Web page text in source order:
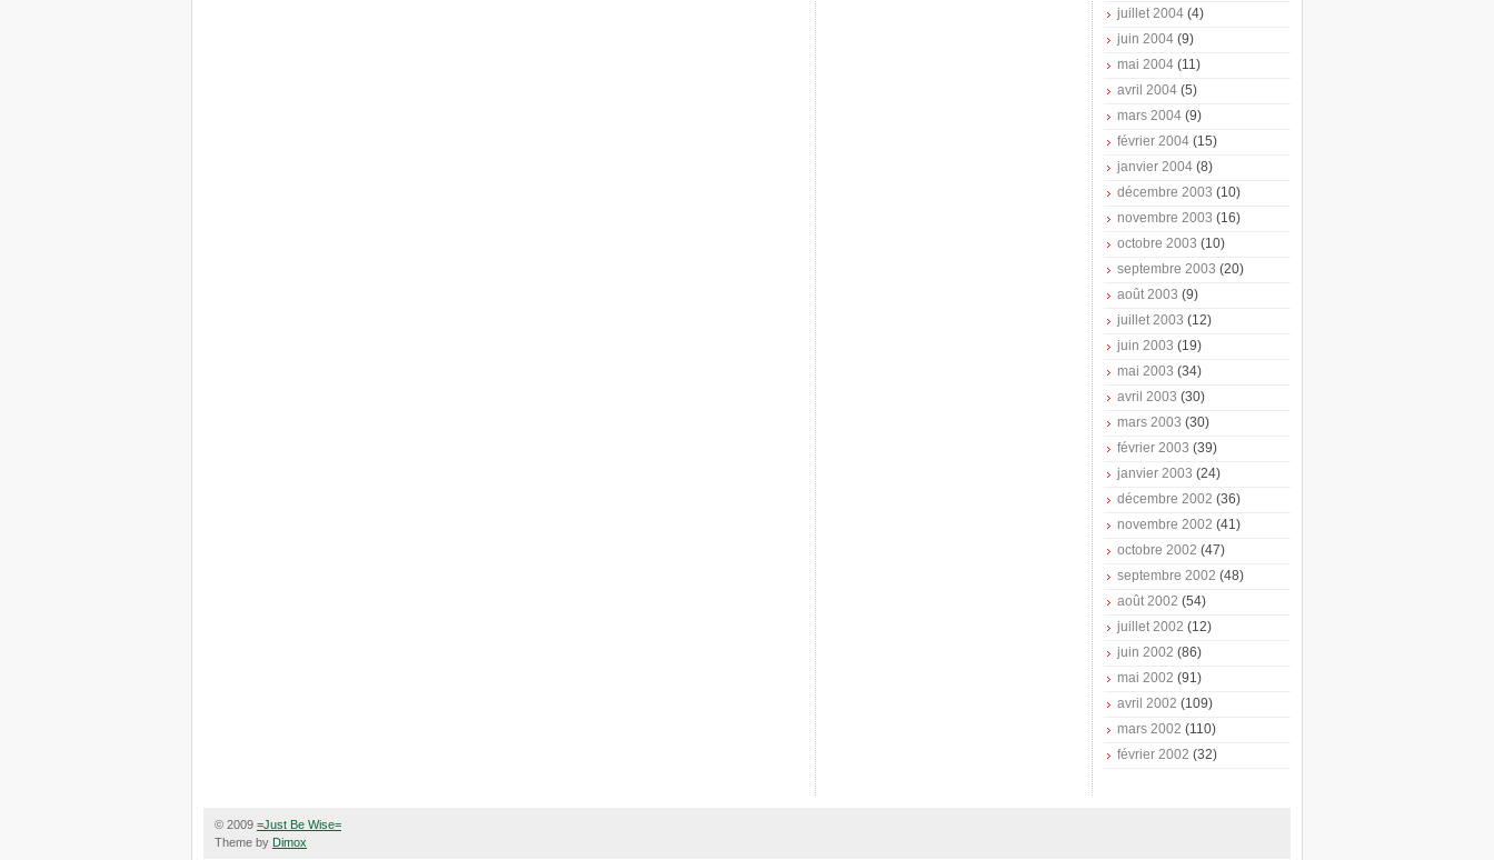
juillet 2004 (4)
juin 2004 (9)
mai 2004 (11)
avril 2004 (5)
mars 2004 (9)
février 2004 (15)
janvier 2004 (8)
décembre 2003 (10)
novembre 2003 (16)
octobre 2003 (10)
septembre 2003 (20)
août 2003 (9)
juillet 2003 (12)
juin 2003 (19)
mai 2003 (34)
avril 2003 (30)
mars 2003 (30)
février 2003 (39)
janvier 2003 (24)
décembre 2002 (36)
novembre 2002 (41)
octobre 2002 (47)
septembre 2002 (48)
août 2002 (54)
juillet 2002 (12)
juin 2002 (86)
mai 2002 (91)
avril 2002 (109)
mars 2002 (110)
février 2002 (32)
© 2009 =Just Be Wise=
Theme by Dimox